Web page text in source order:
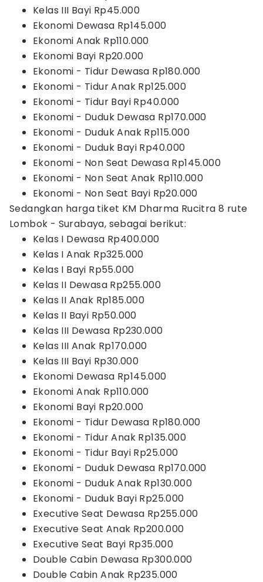
Kelas III Bayi Rp45.000
Ekonomi Dewasa Rp145.000
Ekonomi Anak Rp110.000
Ekonomi Bayi Rp20.000
Ekonomi - Tidur Dewasa Rp180.000
Ekonomi - Tidur Anak Rp125.000
Ekonomi - Tidur Bayi Rp40.000
Ekonomi - Duduk Dewasa Rp170.000
Ekonomi - Duduk Anak Rp115.000
Ekonomi - Duduk Bayi Rp40.000
Ekonomi - Non Seat Dewasa Rp145.000
Ekonomi - Non Seat Anak Rp110.000
Ekonomi - Non Seat Bayi Rp20.000
Sedangkan harga tiket KM Dharma Rucitra 8 rute
Lombok - Surabaya, sebagai berikut:
Kelas I Dewasa Rp400.000
Kelas I Anak Rp325.000
Kelas I Bayi Rp55.000
Kelas II Dewasa Rp255.000
Kelas II Anak Rp185.000
Kelas II Bayi Rp50.000
Kelas III Dewasa Rp230.000
Kelas III Anak Rp170.000
Kelas III Bayi Rp30.000
Ekonomi Dewasa Rp145.000
Ekonomi Anak Rp110.000
Ekonomi Bayi Rp20.000
Ekonomi - Tidur Dewasa Rp180.000
Ekonomi - Tidur Anak Rp135.000
Ekonomi - Tidur Bayi Rp25.000
Ekonomi - Duduk Dewasa Rp170.000
Ekonomi - Duduk Anak Rp130.000
Ekonomi - Duduk Bayi Rp25.000
Executive Seat Dewasa Rp255.000
Executive Seat Anak Rp200.000
Executive Seat Bayi Rp35.000
Double Cabin Dewasa Rp300.000
Double Cabin Anak Rp235.000